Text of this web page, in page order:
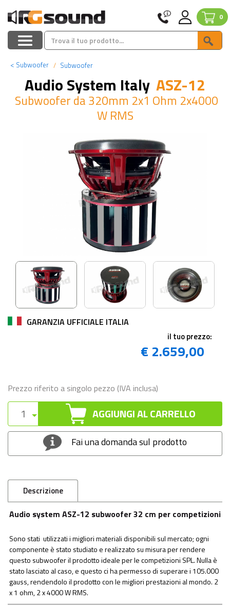
0
< Subwoofer Subwoofer
Audio System Italy ASZ-12
Subwoofer da 320mm 2x1 Ohm 2x4000
W RMS
GARANZIA UFFICIALE ITALIA
il tuo prezzo:
€ 2.659,00
Prezzo riferito a singolo pezzo (IVA inclusa)
AGGIUNGI AL CARRELLO
Fai una domanda sul prodotto
Descrizione
Audio system ASZ-12 subwoofer 32 cm per competizioni
Sono stati utilizzati i migliori materiali disponibili sul mercato; ogni
componente è stato studiato e realizzato su misura per rendere
questo subwoofer il prodotto ideale per le competizioni SPL. Nulla è
stato lasciato al caso, e questo ci ha permesso di superare i 105.000
gauss, rendendolo il prodotto con le migliori prestazioni al mondo. 2
x 1 ohm, 2 x 4000 W RMS.